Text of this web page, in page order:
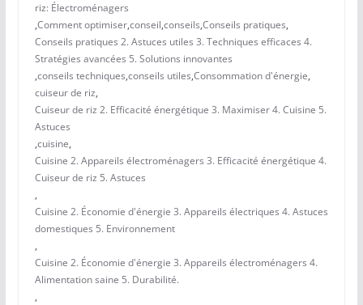
riz: Électroménagers
,Comment optimiser,conseil,conseils,Conseils pratiques,
Conseils pratiques 2. Astuces utiles 3. Techniques efficaces 4.
Stratégies avancées 5. Solutions innovantes
,conseils techniques,conseils utiles,Consommation d'énergie,
cuiseur de riz,
Cuiseur de riz 2. Efficacité énergétique 3. Maximiser 4. Cuisine 5.
Astuces
,cuisine,
Cuisine 2. Appareils électroménagers 3. Efficacité énergétique 4.
Cuiseur de riz 5. Astuces
,
Cuisine 2. Économie d'énergie 3. Appareils électriques 4. Astuces
domestiques 5. Environnement
,
Cuisine 2. Économie d'énergie 3. Appareils électroménagers 4.
Alimentation saine 5. Durabilité.
,